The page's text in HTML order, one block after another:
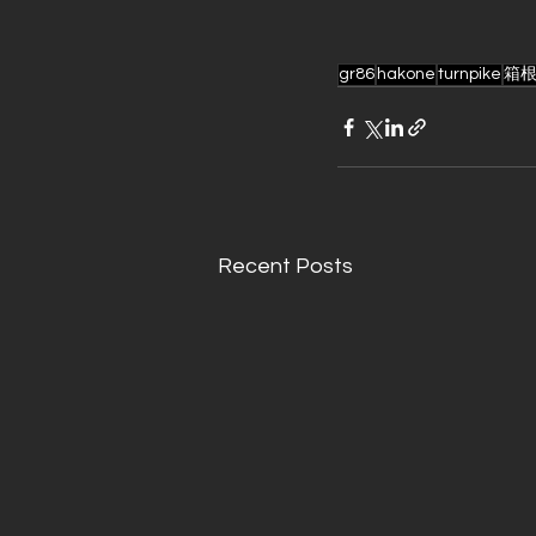
gr86 hakone turnpike 箱
Recent Posts